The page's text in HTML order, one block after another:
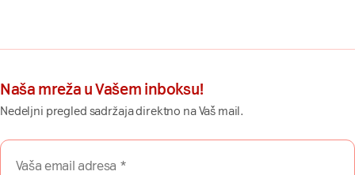
Naša mreža u Vašem inboksu!
Nedeljni pregled sadržaja direktno na Vaš mail.